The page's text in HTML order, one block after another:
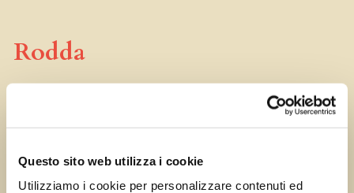
Questo sito web utilizza i cookie
Utilizziamo i cookie per personalizzare contenuti ed
Rodda